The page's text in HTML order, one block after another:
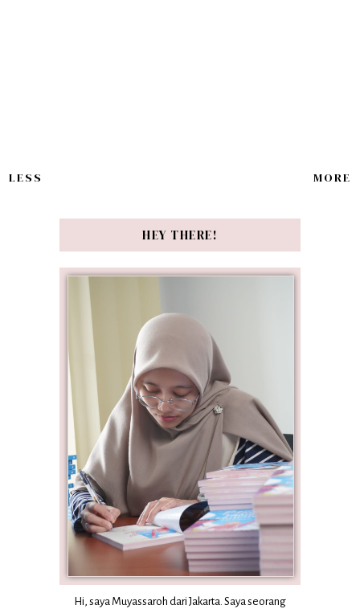
LESS MORE
HEY THERE!
Hi, saya Muyassaroh dari Jakarta. Saya seorang